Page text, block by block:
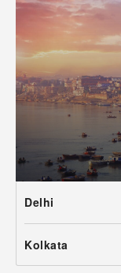
Delhi
Kolkata